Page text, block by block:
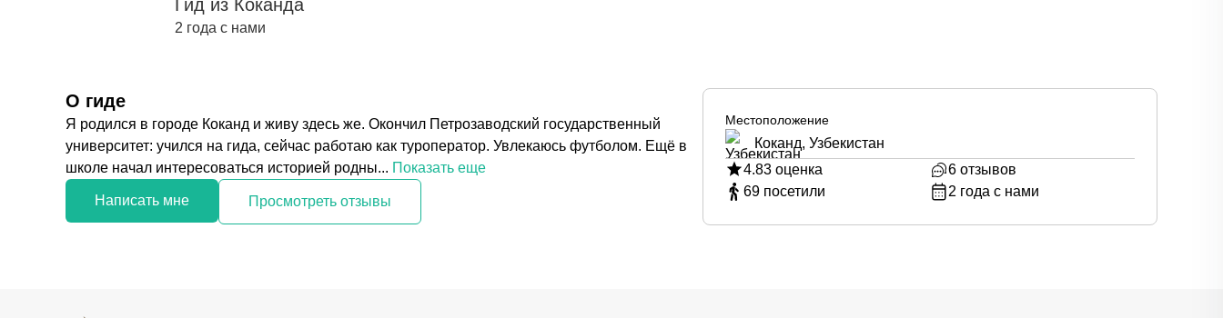
Гид из Коканда
2 года с нами
О гиде
Я родился в городе Коканд и живу здесь же. Окончил Петрозаводский государственный
университет: учился на гида, сейчас работаю как туроператор. Увлекаюсь футболом. Ещё в
школе начал интересоваться историей родны... Показать еще
Написать мне Просмотреть отзывы
Местоположение
Коканд, Узбекистан
4.83 оценка 6 отзывов
69 посетили 2 года с нами